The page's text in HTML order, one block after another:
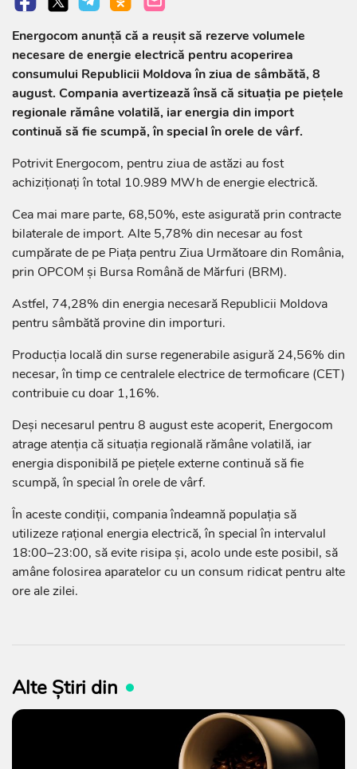
Energocom anunță că a reușit să rezerve volumele
necesare de energie electrică pentru acoperirea
consumului Republicii Moldova în ziua de sâmbătă, 8
august. Compania avertizează însă că situația pe piețele
regionale rămâne volatilă, iar energia din import
continuă să fie scumpă, în special în orele de vârf.
Potrivit Energocom, pentru ziua de astăzi au fost
achiziționați în total 10.989 MWh de energie electrică.
Cea mai mare parte, 68,50%, este asigurată prin contracte
bilaterale de import. Alte 5,78% din necesar au fost
cumpărate de pe Piața pentru Ziua Următoare din România,
prin OPCOM și Bursa Română de Mărfuri (BRM).
Astfel, 74,28% din energia necesară Republicii Moldova
pentru sâmbătă provine din importuri.
Producția locală din surse regenerabile asigură 24,56% din
necesar, în timp ce centralele electrice de termoficare (CET)
contribuie cu doar 1,16%.
Deși necesarul pentru 8 august este acoperit, Energocom
atrage atenția că situația regională rămâne volatilă, iar
energia disponibilă pe piețele externe continuă să fie
scumpă, în special în orele de vârf.
În aceste condiții, compania îndeamnă populația să
utilizeze rațional energia electrică, în special în intervalul
18:00–23:00, să evite risipa și, acolo unde este posibil, să
amâne folosirea aparatelor cu un consum ridicat pentru alte
ore ale zilei.
Alte Știri din